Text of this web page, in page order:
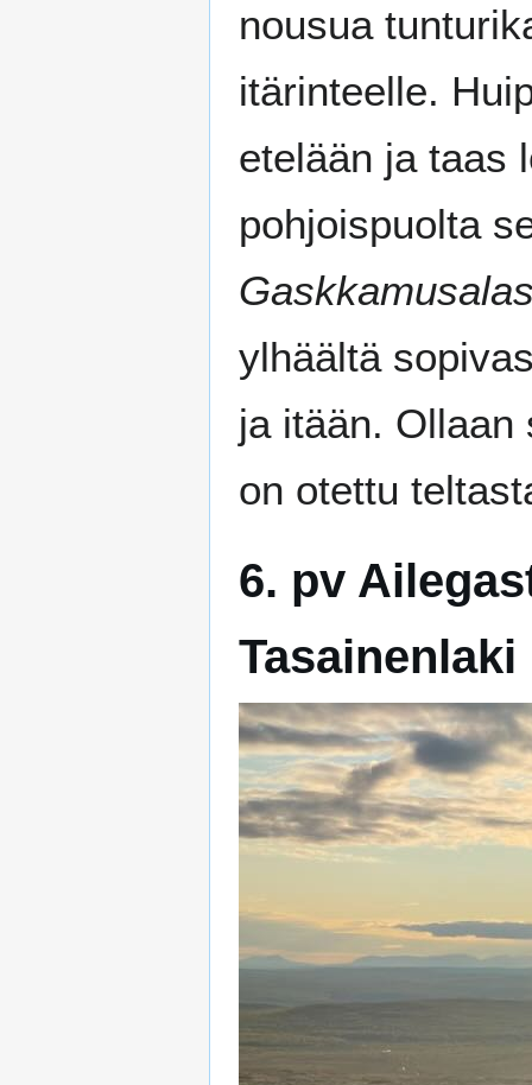
nousua
itärinteelle.
etelään ja taas
pohjoispuolta
ylhäältä
ja itään. Ollaan
on otettu
6. pv
Tasainenlaki